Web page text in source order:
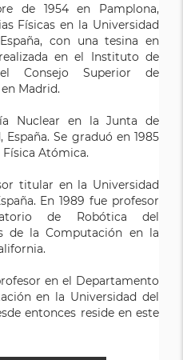
de 1954 en Pamplona,
Físicas en la Universidad
con una tesina en
en el Instituto de
Consejo Superior de
Madrid.
Nuclear en la Junta de
Se graduó en 1985
Atómica.
titular en la Universidad
En 1989 fue profesor
de Robótica del
de la Computación en la
en el Departamento
en la Universidad del
entonces reside en este